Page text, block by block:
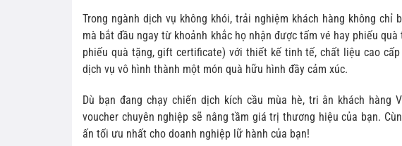
Trong ngành dịch vụ không khói, trải nghiệm khách hàng không
mà bắt đầu ngay từ khoảnh khắc họ nhận được tấm vé hay phiếu
phiếu quà tặng, gift certificate) với thiết kế tinh tế, chất liệu cao
dịch vụ vô hình thành một món quà hữu hình đầy cảm xúc.
Dù bạn đang chạy chiến dịch kích cầu mùa hè, tri ân khách hàng
voucher chuyên nghiệp sẽ nâng tầm giá trị thương hiệu của bạn.
ấn tối ưu nhất cho doanh nghiệp lữ hành của bạn!